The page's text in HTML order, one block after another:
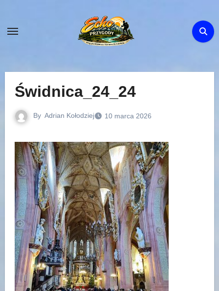
content
Świdnica_24_24
By Adrian Kołodziej 10 marca 2026